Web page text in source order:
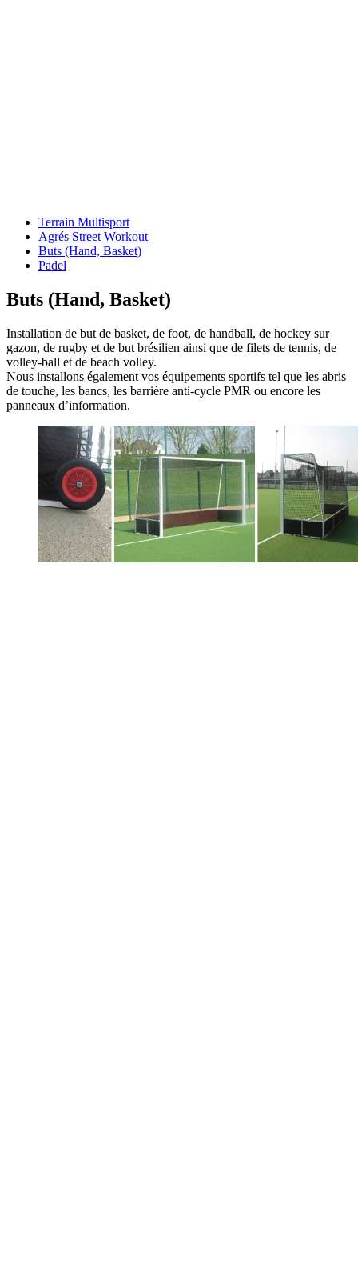
Terrain Multisport
Agrés Street Workout
Buts (Hand, Basket)
Padel
Buts (Hand, Basket)
Installation de but de basket, de foot, de handball, de hockey sur
gazon, de rugby et de but brésilien ainsi que de filets de tennis, de
volley-ball et de beach volley.
Nous installons également vos équipements sportifs tel que les abris
de touche, les bancs, les barrière anti-cycle PMR ou encore les
panneaux d’information.